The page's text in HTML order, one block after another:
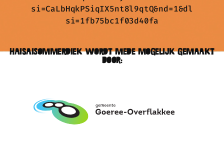
si=CaLbHqkPSiqIX5nt8l9qtQ&nd=1&dl
si=1fb75bc1f03d40fa
HaisaiSommerdiek wordt mede mogelijk gemaakt
door: